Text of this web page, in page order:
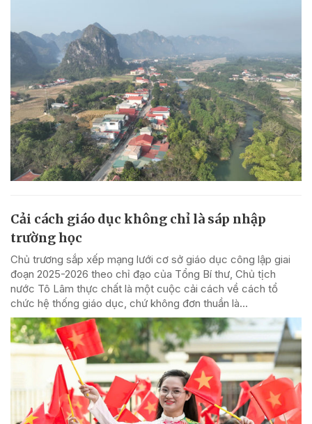
Cải cách giáo dục không chỉ là sáp nhập
trường học
Chủ trương sắp xếp mạng lưới cơ sở giáo dục công lập giai
đoạn 2025-2026 theo chỉ đạo của Tổng Bí thư, Chủ tịch
nước Tô Lâm thực chất là một cuộc cải cách về cách tổ
chức hệ thống giáo dục, chứ không đơn thuần là...